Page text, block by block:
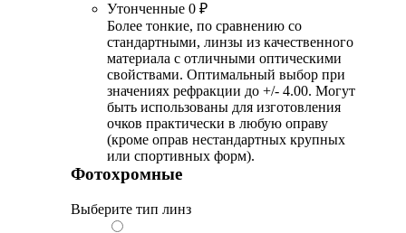
Утонченные 0 ₽
Более тонкие, по сравнению со
стандартными, линзы из качественного
материала с отличными оптическими
свойствами. Оптимальный выбор при
значениях рефракции до +/- 4.00. Могут
быть использованы для изготовления
очков практически в любую оправу
(кроме оправ нестандартных крупных
или спортивных форм).
Фотохромные
Выберите тип линз